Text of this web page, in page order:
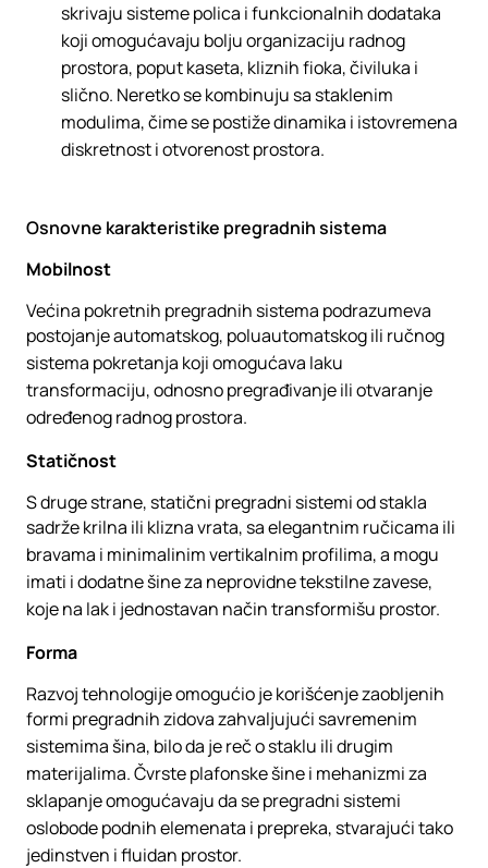
skrivaju sisteme polica i funkcionalnih dodataka
koji omogućavaju bolju organizaciju radnog
prostora, poput kaseta, kliznih fioka, čiviluka i
slično. Neretko se kombinuju sa staklenim
modulima, čime se postiže dinamika i istovremena
diskretnost i otvorenost prostora.
Osnovne karakteristike pregradnih sistema
Mobilnost
Većina pokretnih pregradnih sistema podrazumeva
postojanje automatskog, poluautomatskog ili ručnog
sistema pokretanja koji omogućava laku
transformaciju, odnosno pregrađivanje ili otvaranje
određenog radnog prostora.
Statičnost
S druge strane, statični pregradni sistemi od stakla
sadrže krilna ili klizna vrata, sa elegantnim ručicama ili
bravama i minimalinim vertikalnim profilima, a mogu
imati i dodatne šine za neprovidne tekstilne zavese,
koje na lak i jednostavan način transformišu prostor.
Forma
Razvoj tehnologije omogućio je korišćenje zaobljenih
formi pregradnih zidova zahvaljujući savremenim
sistemima šina, bilo da je reč o staklu ili drugim
materijalima. Čvrste plafonske šine i mehanizmi za
sklapanje omogućavaju da se pregradni sistemi
oslobode podnih elemenata i prepreka, stvarajući tako
jedinstven i fluidan prostor.